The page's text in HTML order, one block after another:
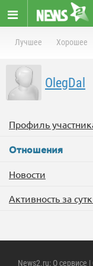
Лучшее Хорошее
OlegDal
Профиль
Отношения
Новости
Активность за
News2.ru: О сервисе |